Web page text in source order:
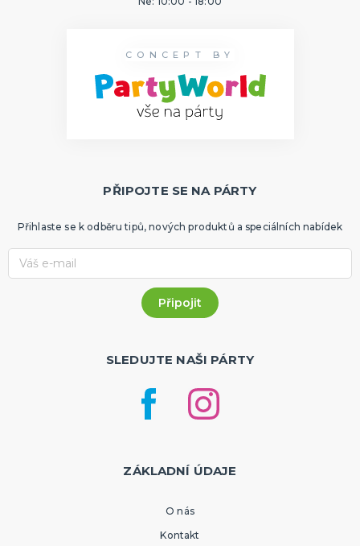
CONCEPT BY
PŘIPOJTE SE NA PÁRTY
Přihlaste se k odběru tipů, nových produktů a speciálních nabídek
SLEDUJTE NAŠI PÁRTY
ZÁKLADNÍ ÚDAJE
O nás
Kontakt